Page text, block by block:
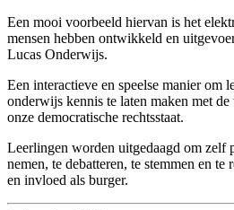
Een mooi voorbeeld hiervan is het
mensen hebben ontwikkeld en
Lucas Onderwijs.
Een interactieve en speelse manier om
onderwijs kennis te laten maken met
onze democratische rechtsstaat.
Leerlingen worden uitgedaagd om zelf
nemen, te debatteren, te stemmen en
en invloed als burger.